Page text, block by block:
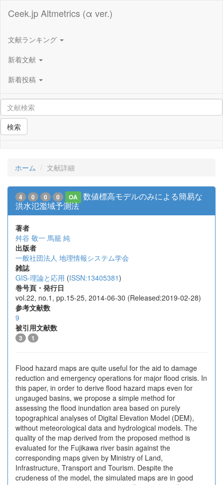
Ceek.jp Altmetrics (α ver.)
文献ランキング
新着文献
新着投稿
検索
ホーム 文献詳細
4 0 0 0 OA
数値標高モデルのみによる簡易な
洪水氾濫域予測法
著者
舛谷 敬一 馬籠 純
出版者
一般社団法人 地理情報システム学会
雑誌
GIS-理論と応用 (ISSN:13405381)
巻号頁・発行日
vol.22, no.1, pp.15-25, 2014-06-30 (Released:2019-02-28)
参考文献数
9
被引用文献数
3 1
Flood hazard maps are quite useful for the aid to damage
reduction and emergency operations for major flood crisis. In
this paper, in order to derive flood hazard maps even for
ungauged basins, we propose a simple method for
assessing the flood inundation area based on purely
topographical analyses of Digital Elevation Model (DEM),
without meteorological data and hydrological models. The
quality of the map derived from the proposed method is
evaluated for the Fujikawa river basin against the
corresponding maps given by Ministry of Land,
Infrastructure, Transport and Tourism. Despite the
crudeness of the model, the simulated maps are in good